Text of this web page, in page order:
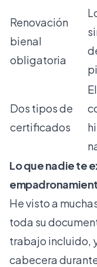
Renovación
bienal
obligatoria
Dos tipos de
certificados
Lo que nadie te
He visto a
toda su
trabajo incluido,
cabecera